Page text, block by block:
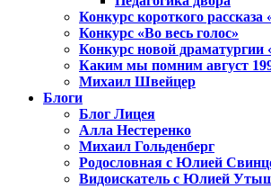
Конкурс короткого рассказа
Конкурс «Во весь голос»
Конкурс новой драматургии
Каким мы помним август
Михаил Швейцер
Блоги
Блог Лицея
Алла Нестеренко
Михаил Гольденберг
Родословная с Юлией
Видоискатель с Юлией